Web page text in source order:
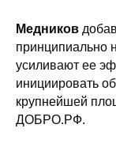
Медников
принципиально
усиливают ее
инициировать
крупнейшей
ДОБРО.РФ.